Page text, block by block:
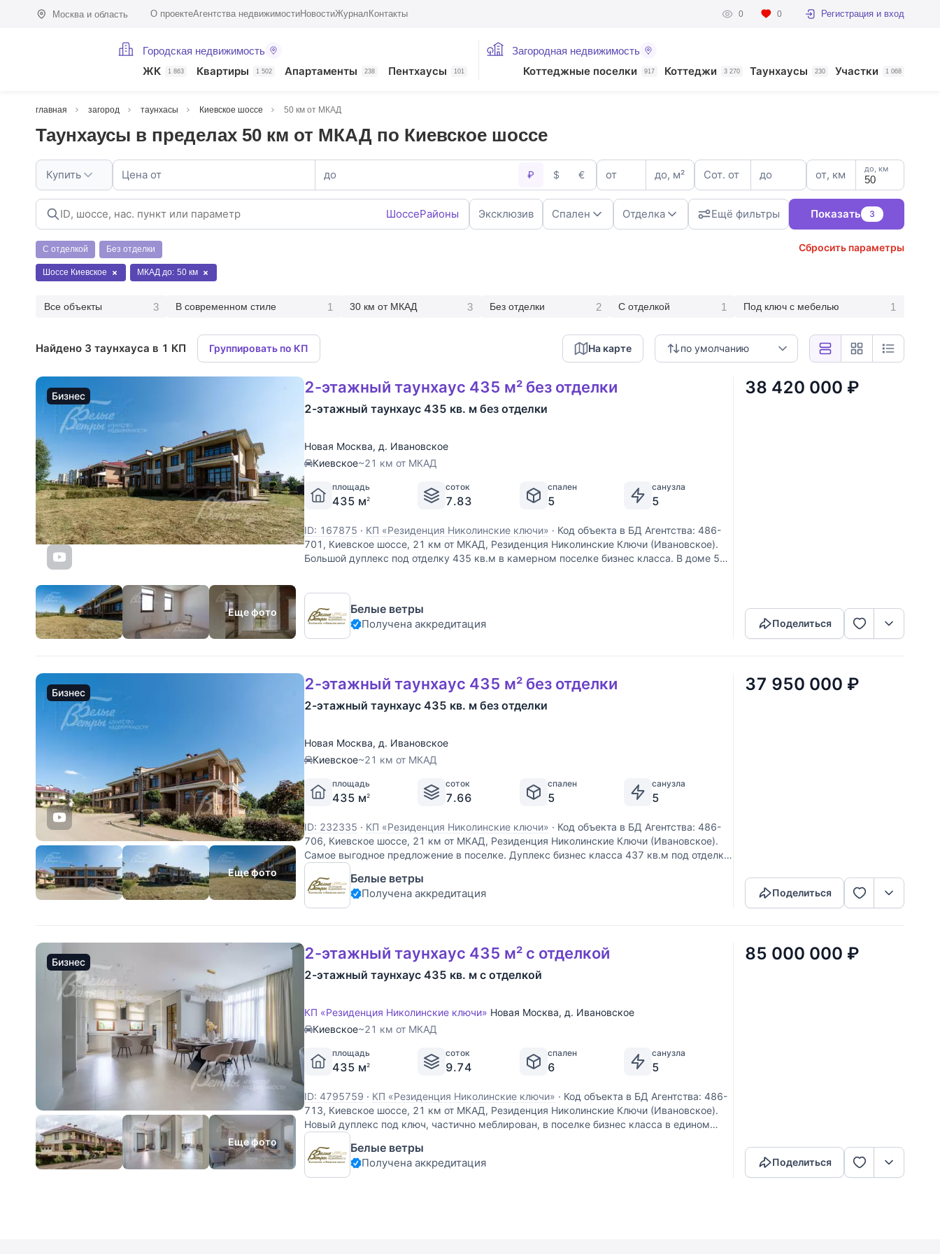
Москва и область О проектеАгентства недвижимостиНовостиЖурнал Контакты 0 0 Регистрация и вход
Городская недвижимость
ЖК 1 863 Квартиры 1 502 Апартаменты 238 Пентхаусы 101
Загородная недвижимость
Коттеджные поселки 917 Коттеджи 3 270 Таунхаусы 230 Участки 1 068
главная загород таунхасы Киевское шоссе 50 км от МКАД
Таунхаусы в пределах 50 км от МКАД по Киевское шоссе
Купить Цена от до ₽ $ € от до, м² Сот. от до от, км до, км
ШоссеРайоны Эксклюзив Спален Отделка Ещё фильтры Показать 3
С отделкой Без отделки Сбросить параметры
Шоссе Киевское МКАД до: 50 км
Все объекты 3 В современном стиле 1 30 км от МКАД 3 Без отделки 2 С отделкой 1 Под ключ с мебелью 1
Найдено 3 таунхауса в 1 КП Группировать по КП по умолчанию
На карте
Бизнес
Еще фото
2-этажный таунхаус 435 м² без отделки
2-этажный таунхаус 435 кв. м без отделки
Новая Москва, д. Ивановское
Киевское~21 км от МКАД
площадь
435 м2
соток
7.83
спален
5
санузла
5
ID: 167875 · КП «Резиденция Николинские ключи» · Код объекта в БД Агентства: 486-
701, Киевское шоссе, 21 км от МКАД, Резиденция Николинские Ключи (Ивановское).
Большой дуплекс под отделку 435 кв.м в камерном поселке бизнес класса. В доме 5
Белые ветры
Получена аккредитация
38 420 000 ₽
Поделиться
Бизнес
Еще фото
2-этажный таунхаус 435 м² без отделки
2-этажный таунхаус 435 кв. м без отделки
Новая Москва, д. Ивановское
Киевское~21 км от МКАД
площадь
435 м2
соток
7.66
спален
5
санузла
5
ID: 232335 · КП «Резиденция Николинские ключи» · Код объекта в БД Агентства: 486-
706, Киевское шоссе, 21 км от МКАД, Резиденция Николинские Ключи (Ивановское).
Самое выгодное предложение в поселке. Дуплекс бизнес класса 437 кв.м под отделку
в камерном поселке Резиденция Николинские
Белые ветры
Получена аккредитация
37 950 000 ₽
Поделиться
Бизнес
Еще фото
2-этажный таунхаус 435 м² с отделкой
2-этажный таунхаус 435 кв. м с отделкой
КП «Резиденция Николинские ключи» Новая Москва, д. Ивановское
Киевское~21 км от МКАД
площадь
435 м2
соток
9.74
спален
6
санузла
5
ID: 4795759 · КП «Резиденция Николинские ключи» · Код объекта в БД Агентства: 486-
713, Киевское шоссе, 21 км от МКАД, Резиденция Николинские Ключи (Ивановское).
Новый дуплекс под ключ, частично меблирован, в поселке бизнес класса в едином
архитектурном стиле - Резиденция Николинские Ключи.
Белые ветры
Получена аккредитация
85 000 000 ₽
Поделиться